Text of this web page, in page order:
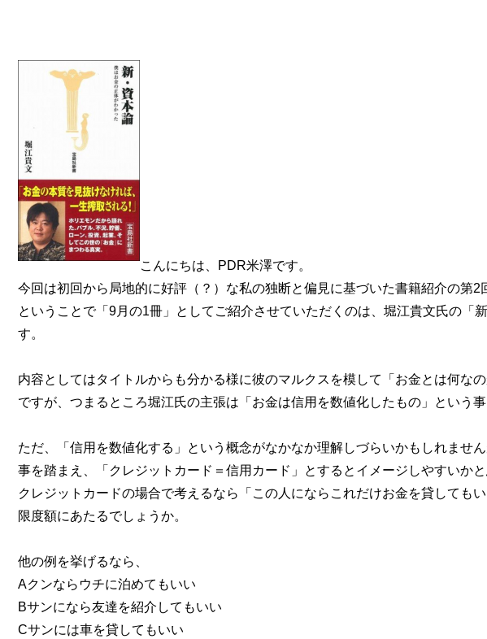
こんにちは、PDR米澤です。
今回は初回から局地的に好評（？）な私の独断と偏見に基づいた書籍紹介の第2
ということで「9月の1冊」としてご紹介させていただくのは、堀江貴文氏の
す。
内容としてはタイトルからも分かる様に彼のマルクスを模して「お金とは何な
ですが、つまるところ堀江氏の主張は「お金は信用を数値化したもの」という事
ただ、「信用を数値化する」という概念がなかなか理解しづらいかもしれませ
事を踏まえ、「クレジットカード＝信用カード」とするとイメージしやすいかと
クレジットカードの場合で考えるなら「この人にならこれだけお金を貸しても
限度額にあたるでしょうか。
他の例を挙げるなら、
Aクンならウチに泊めてもいい
Bサンになら友達を紹介してもいい
Cサンには車を貸してもいい